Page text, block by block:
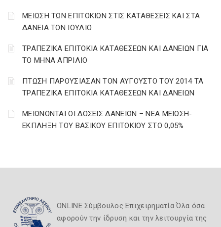
ΜΕΙΩΣΗ ΤΩΝ ΕΠΙΤΟΚΙΩΝ ΣΤΙΣ ΚΑΤΑΘΕΣΕΙΣ ΚΑΙ ΣΤΑ
ΔΑΝΕΙΑ ΤΟΝ ΙΟΥΛΙΟ
ΤΡΑΠΕΖΙΚΑ ΕΠΙΤΟΚΙΑ ΚΑΤΑΘΕΣΕΩΝ ΚΑΙ ΔΑΝΕΙΩΝ ΓΙΑ
ΤΟ ΜΗΝΑ ΑΠΡΙΛΙΟ
ΠΤΩΣΗ ΠΑΡΟΥΣΙΑΣΑΝ ΤΟΝ ΑΥΓΟΥΣΤΟ ΤΟΥ 2014 ΤΑ
ΤΡΑΠΕΖΙΚΑ ΕΠΙΤΟΚΙΑ ΚΑΤΑΘΕΣΕΩΝ ΚΑΙ ΔΑΝΕΙΩΝ
ΜΕΙΩΝΟΝΤΑΙ ΟΙ ΔΟΣΕΙΣ ΔΑΝΕΙΩΝ – ΝΕΑ ΜΕΙΩΣΗ-
ΕΚΠΛΗΞΗ ΤΟΥ ΒΑΣΙΚΟΥ ΕΠΙΤΟΚΙΟΥ ΣΤΟ 0,05%
ONLINE Σύμβουλος Επιχειρηματία Όλα όσα
αφορούν την ίδρυση και την λειτουργία της